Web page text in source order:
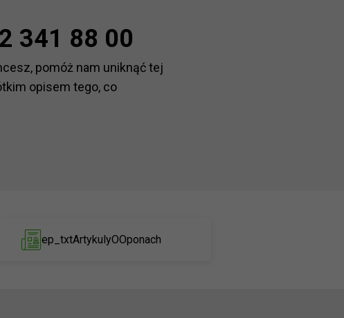
341 88 00
pomóż nam uniknąć tej
opisem tego, co
ep_txtArtykulyOOponach